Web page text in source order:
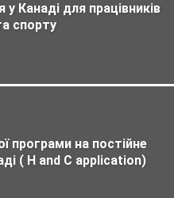
Канаді для працівників
спорту
програми на постійне
( H and C application)